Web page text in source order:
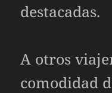
destacadas.
A otros
comodidad